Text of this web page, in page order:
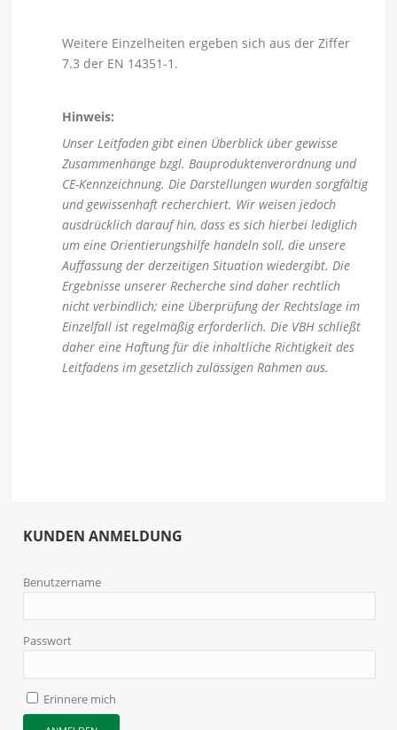
Weitere Einzelheiten ergeben sich aus der Ziffer
7.3 der EN 14351-1.
Hinweis:
Unser Leitfaden gibt einen Überblick über gewisse
Zusammenhänge bzgl. Bauproduktenverordnung und
CE-Kennzeichnung. Die Darstellungen wurden sorgfältig
und gewissenhaft recherchiert. Wir weisen jedoch
ausdrücklich darauf hin, dass es sich hierbei lediglich
um eine Orientierungshilfe handeln soll, die unsere
Auffassung der derzeitigen Situation wiedergibt. Die
Ergebnisse unserer Recherche sind daher rechtlich
nicht verbindlich; eine Überprüfung der Rechtslage im
Einzelfall ist regelmäßig erforderlich. Die VBH schließt
daher eine Haftung für die inhaltliche Richtigkeit des
Leitfadens im gesetzlich zulässigen Rahmen aus.
KUNDEN ANMELDUNG
Benutzername
Passwort
Erinnere mich